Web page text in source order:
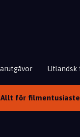
Utländsk
för